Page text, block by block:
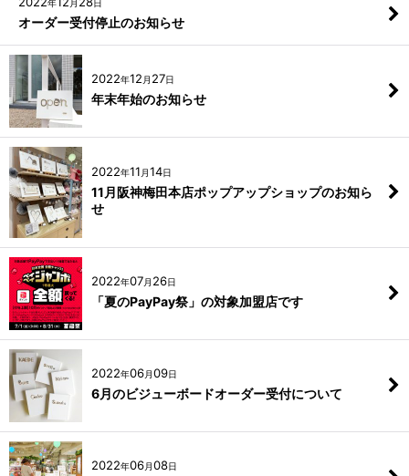
年 月 日
オーダー受付停止のお知らせ
2022年12 月 27日
年末年始のお知らせ
2022年11 月14日
11月阪神梅田本店ポップアップショップのお知ら
せ
2022年07月 26日
「夏のPayPay祭」の対象加盟店です
2022年06月09日
6月のビジューボードオーダー受付について
2022年06月08日